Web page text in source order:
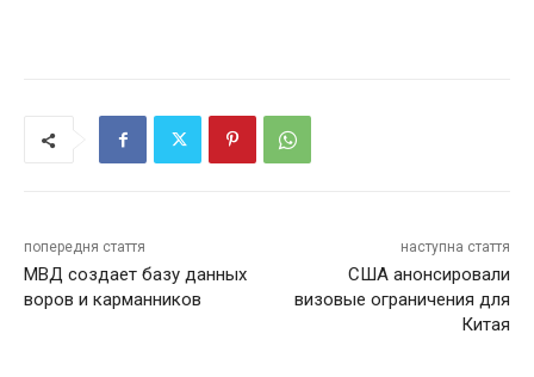
попередня стаття
МВД создает базу данных
воров и карманников
наступна стаття
США анонсировали
визовые ограничения для
Китая